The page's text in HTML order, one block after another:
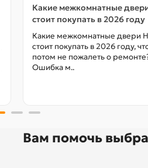
Какие межкомнатные
стоит покупать в 2026 году
Какие межкомнатные двери
стоит покупать в 2026 году,
потом не пожалеть о
Ошибка м..
Вам помочь